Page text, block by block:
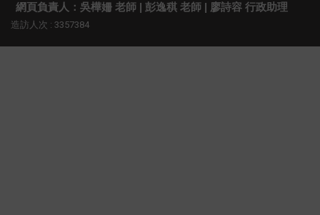
網頁負責人：吳樺姍 老師 | 彭逸稘 老師 | 廖詩容 行政助理
造訪人次 : 3357384